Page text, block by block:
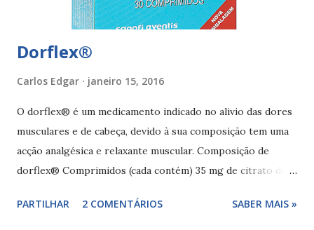
Dorflex®
Carlos Edgar janeiro 15, 2016
O dorflex® é um medicamento indicado no alivio das dores
musculares e de cabeça, devido à sua composição tem uma
acção analgésica e relaxante muscular. Composição de
dorflex® Comprimidos (cada contém) 35 mg de citrato de
Solução (cada ml contém) 35 mg de citrato de orfenadrina,
PARTILHAR 2 COMENTÁRIOS SABER MAIS »